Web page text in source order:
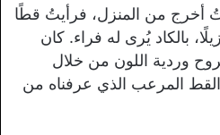
أخرج من المنزل، فرأيتُ قطًا
بالكاد يُرى له فراء. كان
وردية اللون من خلال
المرعب الذي عرفناه من